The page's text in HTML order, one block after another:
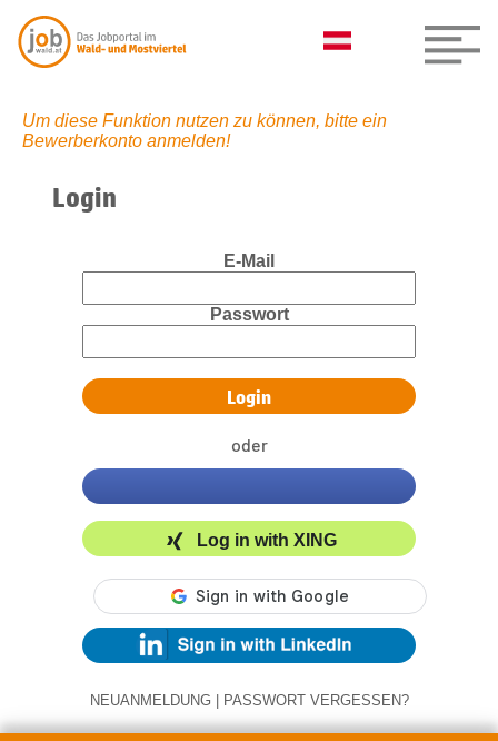
Um diese Funktion nutzen zu können, bitte ein
Bewerberkonto anmelden!
Login
E-Mail
Passwort
oder
Log in with XING
NEUANMELDUNG | PASSWORT VERGESSEN?